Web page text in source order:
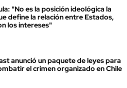
"No es la posición ideológica la
define la relación entre Estados,
los intereses"
anunció un paquete de leyes para
el crimen organizado en Chile